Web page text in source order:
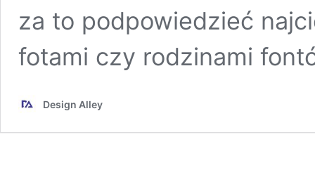
za to podpowiedzieć
fotami czy rodzinami
Design Alley